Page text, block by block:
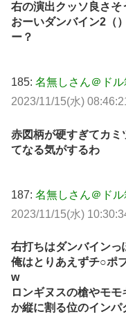
右の演出クッソ良さそ
おーいダンバイン2（
ー？
185: 名無しさん＠ド
2023/11/15(水)
赤図柄が硬すぎてカ
てなる気がするわ
187: 名無しさん＠ド
2023/11/15(水)
右打ちはダンバインっ
俺はとりあえずチ○ポ
w
ロンギヌスの槍やモ
か縦に割る位のインパ